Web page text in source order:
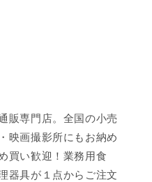
販専門店。全国の小売
映画撮影所にもお納め
買い歓迎！業務用食
器具が１点からご注文